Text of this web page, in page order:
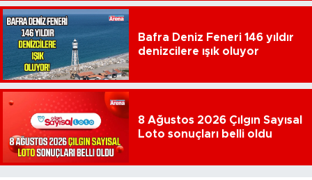
Bafra Deniz Feneri 146 yıldır
denizcilere ışık oluyor
8 Ağustos 2026 Çılgın Sayısal
Loto sonuçları belli oldu